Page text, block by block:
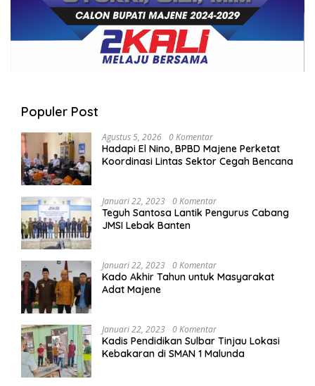
Populer Post
Agustus 5, 2026 0 Komentar
Hadapi El Nino, BPBD Majene Perketat
Koordinasi Lintas Sektor Cegah Bencana
Januari 22, 2023 0 Komentar
Teguh Santosa Lantik Pengurus Cabang
JMSI Lebak Banten
Januari 22, 2023 0 Komentar
Kado Akhir Tahun untuk Masyarakat
Adat Majene
Januari 22, 2023 0 Komentar
Kadis Pendidikan Sulbar Tinjau Lokasi
Kebakaran di SMAN 1 Malunda